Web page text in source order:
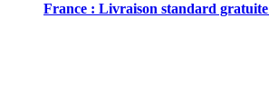
France : Livraison standard gratuite